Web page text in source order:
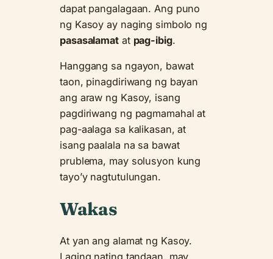
dapat pangalagaan. Ang puno
ng Kasoy ay naging simbolo ng
pasasalamatat pag-ibig.
Hanggang sa ngayon, bawat
taon, pinagdiriwang ng bayan
ang araw ng Kasoy, isang
pagdiriwang ng pagmamahal at
pag-aalaga sa kalikasan, at
isang paalala na sa bawat
prublema, may solusyon kung
tayo’y nagtutulungan.
Wakas
At yan ang alamat ng Kasoy.